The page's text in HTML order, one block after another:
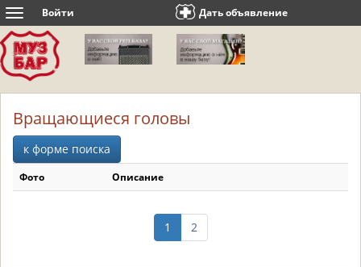
Toggle
navigation
Войти Дать объявление
Вращающиеся головы
к форме поиска
Фото Описание
1 2